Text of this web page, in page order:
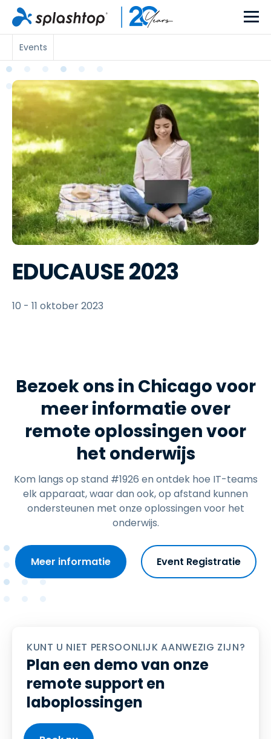
Events
EDUCAUSE 2023
10 - 11 oktober 2023
Bezoek ons in Chicago voor
meer informatie over
remote oplossingen voor
het onderwijs
Kom langs op stand #1926 en ontdek hoe IT-teams
elk apparaat, waar dan ook, op afstand kunnen
ondersteunen met onze oplossingen voor het
onderwijs.
Meer informatie Event Registratie
KUNT U NIET PERSOONLIJK AANWEZIG ZIJN?
Plan een demo van onze
remote support en
laboplossingen